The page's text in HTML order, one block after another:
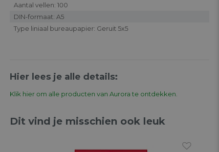
Aantal vellen: 100
DIN-formaat: A5
Type liniaal bureaupapier: Geruit 5x5
Hier lees je alle details:
Klik hier om alle producten van Aurora te ontdekken.
Dit vind je misschien ook leuk